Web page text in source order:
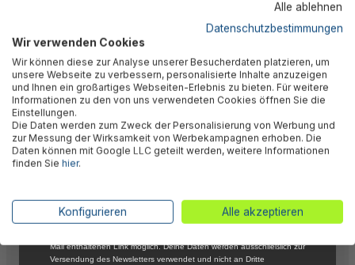
Farbkarton
Description
Valuations
Downloads
Alle ablehnen
Datenschutzbestimmungen
Wir verwenden Cookies
Wir können diese zur Analyse unserer Besucherdaten platzieren, um
unsere Webseite zu verbessern, personalisierte Inhalte anzuzeigen
und Ihnen ein großartiges Webseiten-Erlebnis zu bieten. Für weitere
Informationen zu den von uns verwendeten Cookies öffnen Sie die
Einstellungen.
Die Daten werden zum Zweck der Personalisierung von Werbung und
zur Messung der Wirksamkeit von Werbekampagnen erhoben. Die
Daten können mit Google LLC geteilt werden, weitere Informationen
finden Sie hier.
Konfigurieren Alle akzeptieren
FÜR DICH
Abonniere jetzt unseren kostenlosen
Newsletter, verpasse keine Neuigkeiten und
Aktionen mehr und sichere Dir 5 %
Willkommensrabatt auf nicht reduzierte Ware
bei Deiner ersten Bestellung !*
Email
*Mit der Anmeldung zum Newsletter stimmst du zu, regelmäßig per E-
Mail über aktuelle Angebote, Aktionen und Produktneuheiten
Mail enthaltenen Link möglich. Deine Daten werden ausschließlich zur
Versendung des Newsletters verwendet und nicht an Dritte